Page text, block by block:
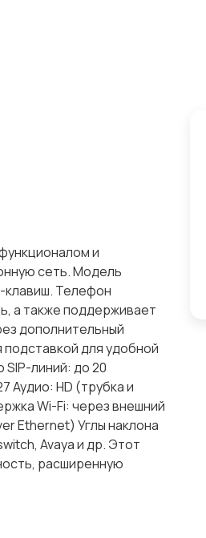
и
сеть. Модель
Телефон
а также поддерживает
дополнительный
подставкой для удобной
линий: до 20
Аудио: HD (трубка и
Wi-Fi: через внешний
Ethernet) Углы наклона
Avaya и др. Этот
расширенную